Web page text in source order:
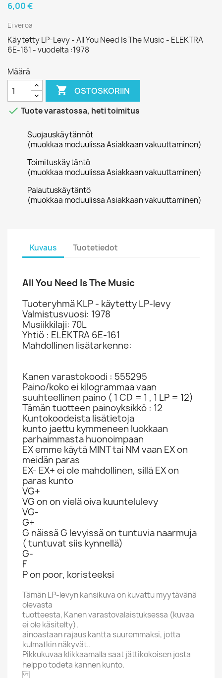
6,00 €
Ei veroa
Käytetty LP-Levy - All You Need Is The Music - ELEKTRA
6E-161 - vuodelta :1978
Määrä
 OSTOSKORIIN
 Tuote varastossa, heti toimitus
Suojauskäytännöt
(muokkaa moduulissa Asiakkaan vakuuttaminen)
Toimituskäytäntö
(muokkaa moduulissa Asiakkaan vakuuttaminen)
Palautuskäytäntö
(muokkaa moduulissa Asiakkaan vakuuttaminen)
Kuvaus Tuotetiedot
All You Need Is The Music
Tuoteryhmä KLP - käytetty LP-levy
Valmistusvuosi: 1978
Musiikkilaji: 70L
Yhtiö : ELEKTRA 6E-161
Mahdollinen lisätarkenne:
Kanen varastokoodi : 555295
Paino/koko ei kilogrammaa vaan
suuhteellinen paino ( 1 CD = 1 , 1 LP = 12)
Tämän tuotteen painoyksikkö : 12
Kuntokoodeista lisätietoja
kunto jaettu kymmeneen luokkaan
parhaimmasta huonoimpaan
EX emme käytä MINT tai NM vaan EX on
meidän paras
EX- EX+ ei ole mahdollinen, sillä EX on
paras kunto
VG+
VG on on vielä oiva kuuntelulevy
VG-
G+
G näissä G levyissä on tuntuvia naarmuja
( tuntuvat siis kynnellä)
G-
F
P on poor, koristeeksi
Tämän LP-levyn kansikuva on kuvattu myytävänä
olevasta
tuotteesta, Kanen varastovalaistuksessa (kuvaa
ei ole käsitelty),
ainoastaan rajaus kantta suuremmaksi, jotta
kulmatkin näkyvät..
Pikkukuvaa klikkaamalla saat jättikokoisen josta
helppo todeta kannen kunto.